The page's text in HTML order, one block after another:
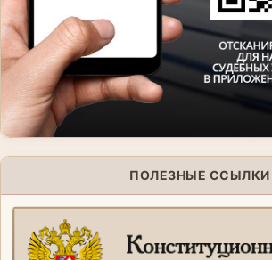
ПОЛЕЗНЫЕ ССЫЛКИ